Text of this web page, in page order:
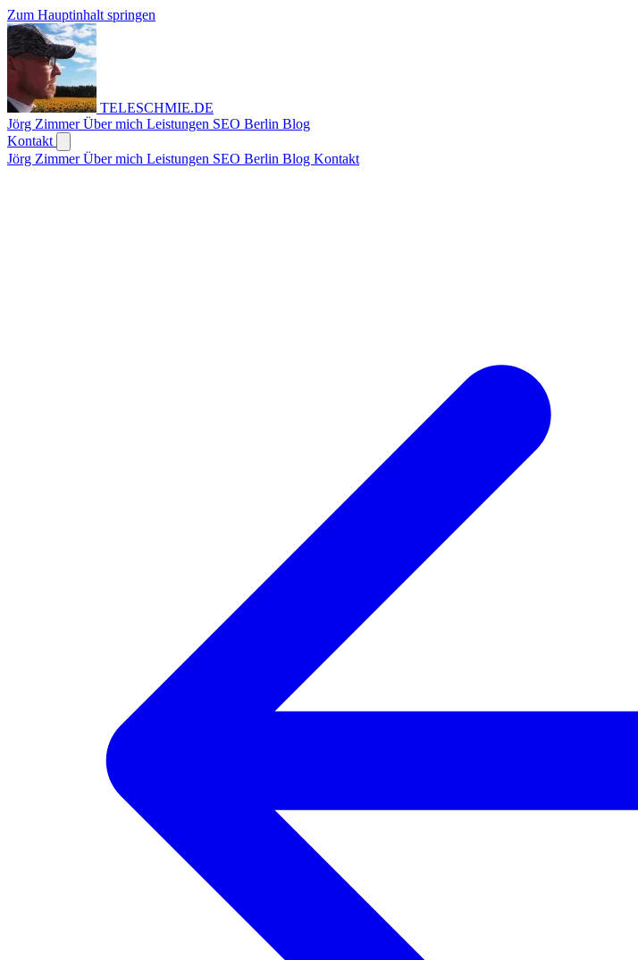
Zum Hauptinhalt springen
TELESCHMIE.DE
Jörg ZimmerÜber mich Leistungen SEO Berlin Blog
Kontakt
Jörg ZimmerÜber mich Leistungen SEO Berlin Blog Kontakt